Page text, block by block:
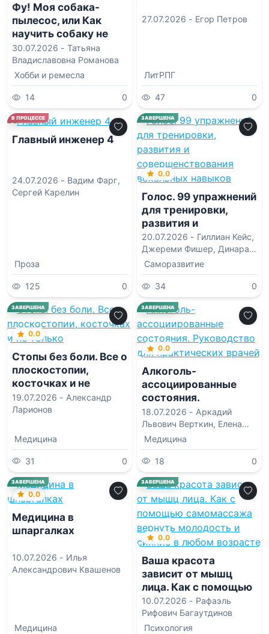
Фу! Моя собака-
пылесос, или Как
научить собаку не
подбирать еду на
улице
30.07.2026 - Татьяна
Владиславовна Романова
Хобби и ремесла
14 0
27.07.2026 - Егор Петров
ЛитРПГ
47 0
В ПРОЦЕССЕ
0.0
Главный инженер 4
24.07.2026 - Вадим Фарг,
Сергей Карелин
Проза
125 0
ЗАВЕРШЕНА
0.0
Голос. 99 упражнений
для тренировки,
развития и
совершенствования
вокальных навыков
20.07.2026 - Гиллиан Кейс,
Джереми Фишер, Динара
Р. Халикова
Саморазвитие
34 0
ЗАВЕРШЕНА
0.0
Стопы без боли. Все о
плоскостопии,
косточках и не
только
19.07.2026 - Александр
Ларионов
Медицина
31 0
ЗАВЕРШЕНА
0.0
Алкоголь-
ассоциированные
состояния.
Руководство для
практических врачей
18.07.2026 - Аркадий
Львович Верткин, Елена
Геннадиевна Силина
Медицина
18 0
ЗАВЕРШЕНА
0.0
Медицина в
шпаргалках
10.07.2026 - Илья
Александрович Квашенов
Медицина
ЗАВЕРШЕНА
0.0
Ваша красота
зависит от мышц
лица. Как с помощью
самомассажа
вернуть молодость и
сияние в любом
10.07.2026 - Рафаэль
Рифович Багаутдинов
Психология